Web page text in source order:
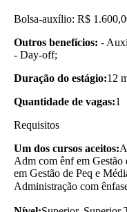
Bolsa-auxílio: R$
Outros benefícios: -
- Day-off;
Duração do estágio:12
Quantidade de vagas:1
Requisitos
Um dos cursos aceitos:
Adm com ênf em
em Gestão de Peq e
Administração com